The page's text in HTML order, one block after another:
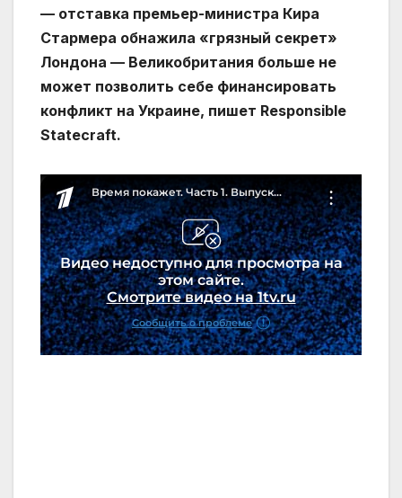
— отставка премьер-министра Кира
Стармера обнажила «грязный секрет»
Лондона — Великобритания больше не
может позволить себе финансировать
конфликт на Украине, пишет Responsible
Statecraft.